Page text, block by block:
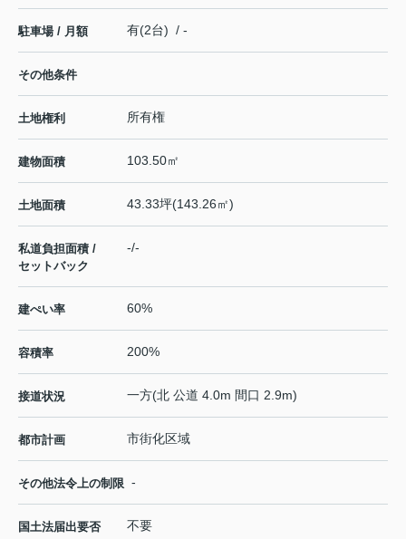
駐車場 / 月額 有(2台) / -
その他条件
土地権利 所有権
建物面積 103.50㎡
土地面積 43.33坪(143.26㎡)
私道負担面積 /
セットバック
-/-
建ぺい率 60%
容積率 200%
接道状況 一方(北 公道 4.0m 間口 2.9m)
都市計画 市街化区域
その他法令上の制限 -
国土法届出要否 不要